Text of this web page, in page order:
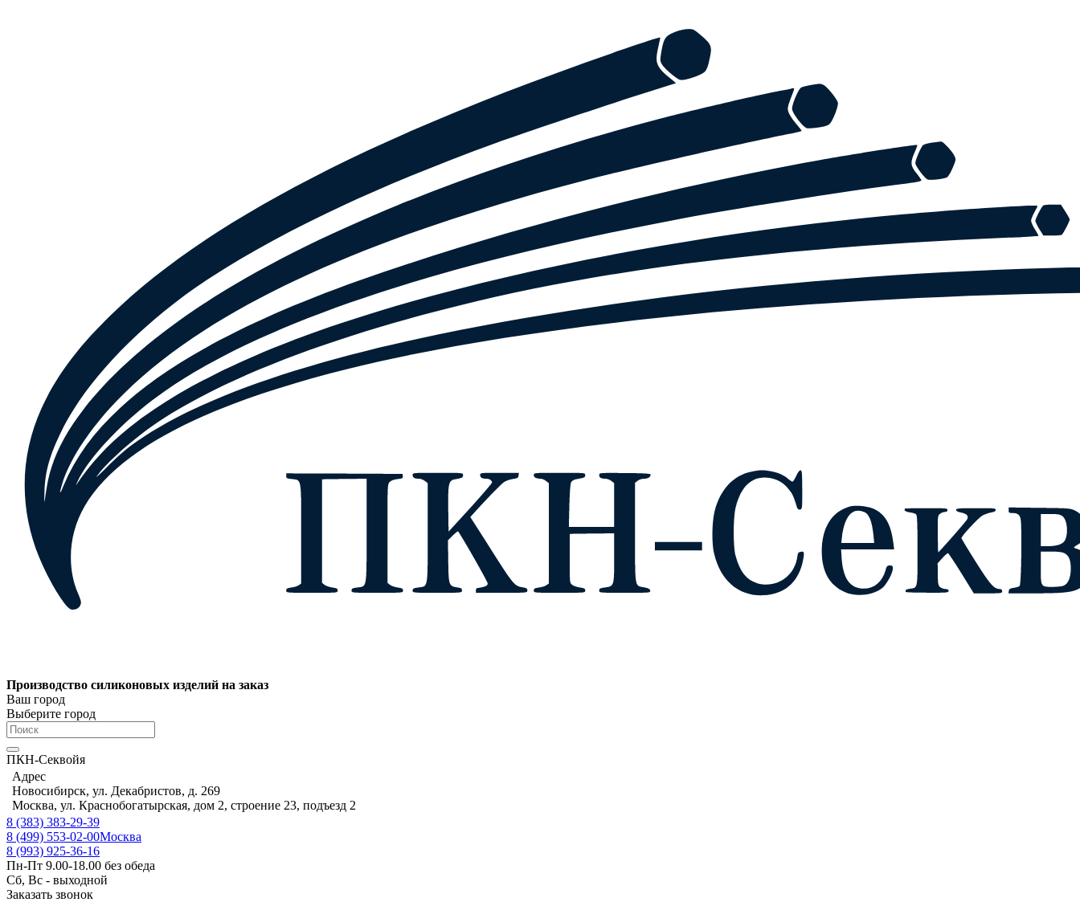
Производство силиконовых изделий на заказ
Ваш город
Выберите город
ПКН-Секвойя
Адрес
Новосибирск, ул. Декабристов, д. 269
Москва, ул. Краснобогатырская, дом 2, строение 23, подъезд 2
8 (383) 383-29-39
8 (499) 553-02-00Москва
8 (993) 925-36-16
Пн-Пт 9.00-18.00 без обеда
Сб, Вс - выходной
Заказать звонок